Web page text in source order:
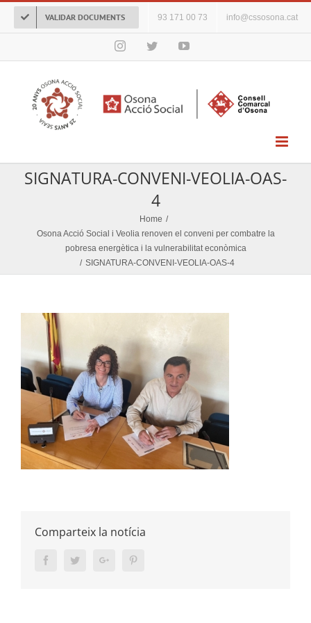
Skip
VALIDAR DOCUMENTS 93 171 00 73 info@cssosona.cat
InstagramTwitterYouTube
SIGNATURA-CONVENI-VEOLIA-OAS-
4
Home /
Osona Acció Social i Veolia renoven el conveni per combatre la
pobresa energètica i la vulnerabilitat econòmica
/ SIGNATURA-CONVENI-VEOLIA-OAS-4
Comparteix la notícia
FacebookTwitterGoogle+